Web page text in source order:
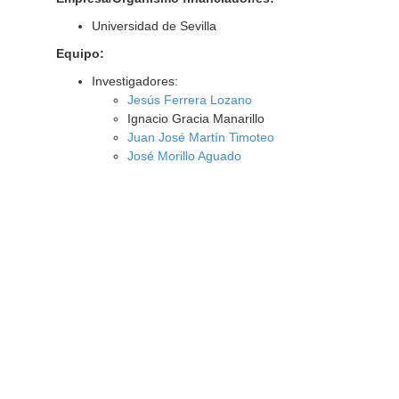
Universidad de Sevilla
Equipo:
Investigadores:
Jesús Ferrera Lozano
Ignacio Gracia Manarillo
Juan José Martín Timoteo
José Morillo Aguado